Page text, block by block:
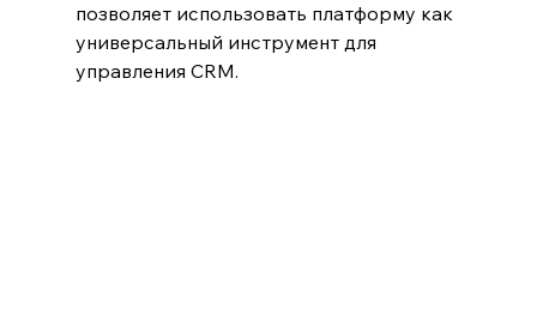
позволяет использовать платформу как
универсальный инструмент для
управления CRM.